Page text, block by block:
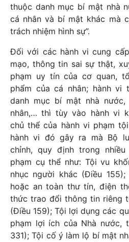
thuộc danh mục bí mật nhà
cá nhân và bí mật khác mà
trách nhiệm hình sự”.
Đối với các hành vi cung
mạo, thông tin sai sự thật,
phạm uy tín của cơ quan,
phẩm của cá nhân; hành
danh mục bí mật nhà
nhân,… thì tùy vào hành vi
chủ thể của hành vi phạm
hành vi đó gây ra mà Bộ
chỉnh, quy định trong
phạm cụ thể như: Tội vu
nhục người khác (Điều
hoặc an toàn thư tín, điện
thức trao đổi thông tin riêng
(Điều 159); Tội lợi dụng các
phạm lợi ích của Nhà nước,
331); Tội cố ý làm lộ bí mật